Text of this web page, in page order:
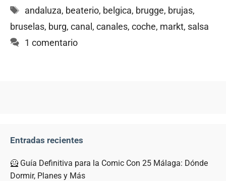
Etiquetas
andaluza, beaterio, belgica, brugge, brujas,
bruselas, burg, canal , canales, coche, markt, salsa
1 comentario
Entradas recientes
🦸 Guía Definitiva para la Comic Con 25 Málaga: Dónde
Dormir, Planes y Más